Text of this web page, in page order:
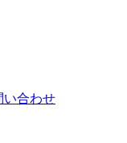
い合わせ